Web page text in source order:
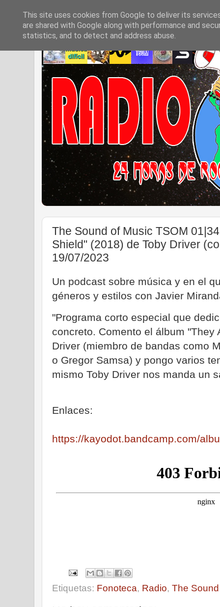
The Sound of Music TSOM
Shield" (2018) de Toby Driver
19/07/2023
Un podcast sobre música y en el
géneros y estilos con Javier
"Programa corto especial que
concreto. Comento el álbum "They
Driver (miembro de bandas como
o Gregor Samsa) y pongo varios
mismo Toby Driver nos manda un
Enlaces:
https://kayodot.bandcamp.com/
Etiquetas: Fonoteca, Radio, The
This site uses cookies from Google to deliver its
are shared with Google along with performance and
statistics, and to detect and address abuse.